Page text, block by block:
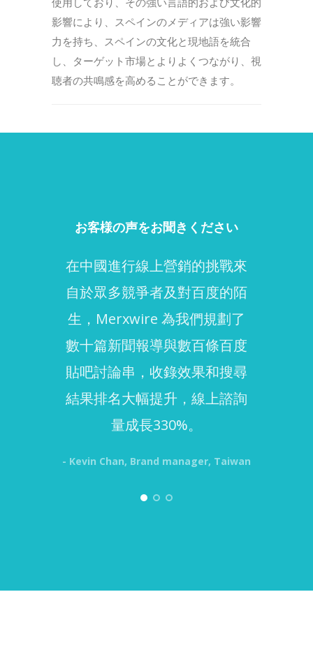
影響により、スペインのメディアは強い影響
力を持ち、スペインの文化と現地語を統合
し、ターゲット市場とよりよくつながり、視
聴者の共鳴感を高めることができます。
お客様の声をお聞きください
在中國進行線上營銷的挑戰來
自於眾多競爭者及對百度的陌
生，Merxwire 為我們規劃了
數十篇新聞報導與數百條百度
貼吧討論串，收錄效果和搜尋
結果排名大幅提升，線上諮詢
量成長330%。
- Kevin Chan, Brand manager, Taiwan